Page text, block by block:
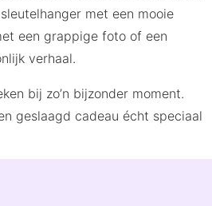
met een mooie
een grappige foto of een
verhaal.
bij zo’n bijzonder moment.
geslaagd cadeau écht speciaal